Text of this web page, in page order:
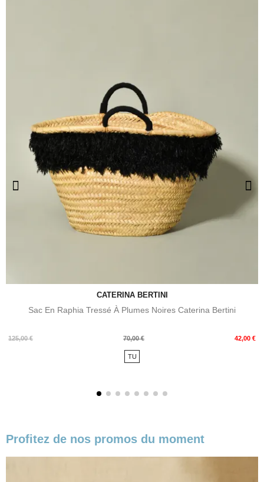
CATERINA BERTINI
Sac En Raphia Tressé À Plumes Noires Caterina Bertini
125,00 €
Prix
70,00 € 42,00 €
Prix
TU
Profitez de nos promos du moment